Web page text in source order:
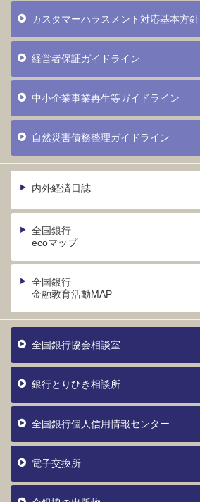
カスタマーハラスメント対応基本方針
経営者保証ガイドライン
中小企業事業再生等ガイドライン
自然災害債務整理ガイドライン
内外経済日誌
全国銀行
ecoマップ
全国銀行
金融教育活動MAP
全国銀行協会相談室
銀行とりひき相談所
全国銀行個人信用情報センター
電子交換所